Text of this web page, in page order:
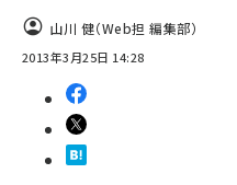
山川 健（Web担 編集部）
2013年3月25日 14:28